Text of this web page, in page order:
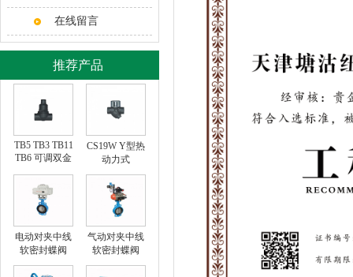
在线留言
推荐产品
TB5 TB3 TB11
TB6 可调双金
CS19W Y型热
动力式
电动对夹中线
软密封蝶阀
气动对夹中线
软密封蝶阀